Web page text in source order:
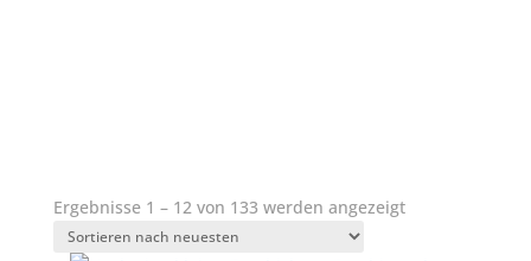
Ergebnisse 1 – 12 von 133 werden angezeigtNach